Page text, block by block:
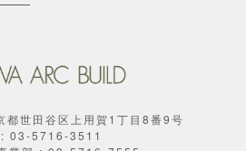
世田谷区上用賀1丁目8番9号
03-5716-3511